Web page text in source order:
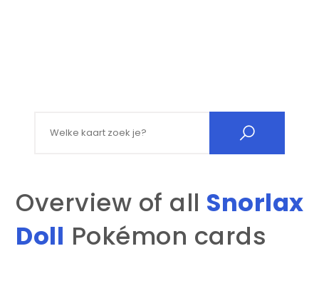
Overview of all Snorlax
Doll Pokémon cards